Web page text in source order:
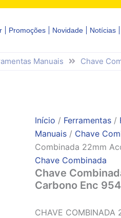
Promoções Novidade Notícias
Manuais Chave
Início / Ferramentas/
Manuais/ Chave
Combinada 22mm
Chave Combinada
Chave
Carbono Enc 954
CHAVE COMBINADA